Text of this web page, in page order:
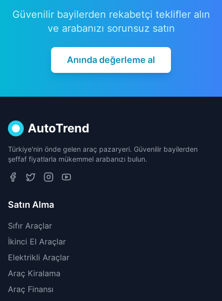
Güvenilir bayilerden rekabetçi teklifler alın
ve arabanızı sorunsuz satın
Anında değerleme al
AutoTrend
Türkiye'nin önde gelen araç pazaryeri. Güvenilir bayilerden
şeffaf fiyatlarla mükemmel arabanızı bulun.
Satın Alma
Sıfır Araçlar
İkinci El Araçlar
Elektrikli Araçlar
Araç Kiralama
Araç Finansı